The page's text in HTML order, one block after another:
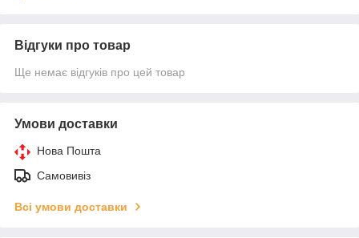
Відгуки про товар
Ще немає відгуків про цей товар
Умови доставки
Нова Пошта
Самовивіз
Всі умови доставки